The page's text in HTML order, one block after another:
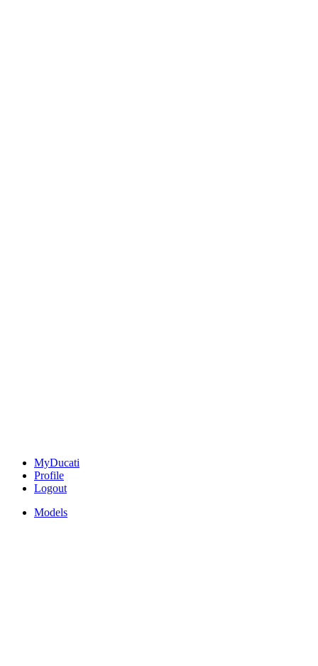
MyDucati
Profile
Logout
Models